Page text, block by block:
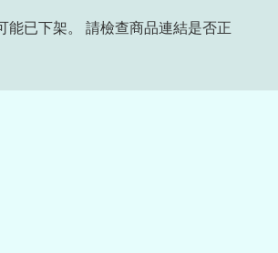
能已下架。 請檢查商品連結是否正